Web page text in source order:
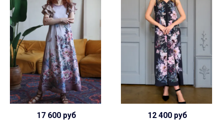
17 600 руб 12 400 руб